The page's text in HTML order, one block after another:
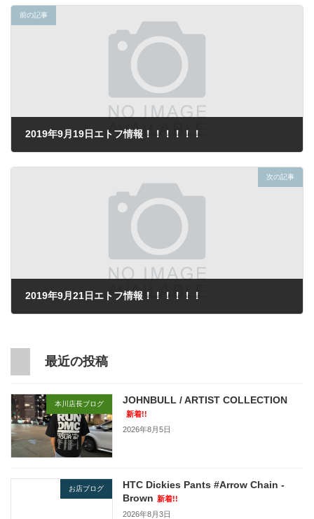
前の記事
2019年9月19日エトフ情報！！！！！！
次の記事
2019年9月21日エトフ情報！！！！！！
最近の投稿
本川店長ブログ JOHNBULL / ARTIST COLLECTION
新着!!
2026年8月5日
お店ブログ
HTC Dickies Pants #Arrow Chain -
Brown 新着!!
2026年8月3日